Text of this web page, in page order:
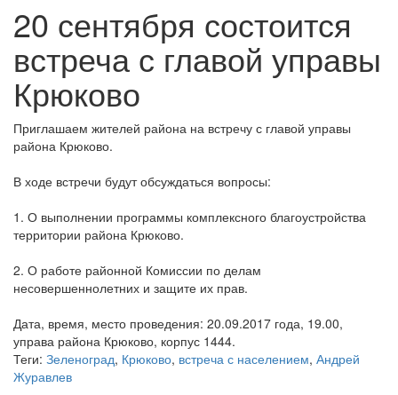
20 сентября состоится
встреча с главой управы
Крюково
Приглашаем жителей района на встречу с главой управы
района Крюково.
В ходе встречи будут обсуждаться вопросы:
1. О выполнении программы комплексного благоустройства
территории района Крюково.
2. О работе районной Комиссии по делам
несовершеннолетних и защите их прав.
Дата, время, место проведения: 20.09.2017 года, 19.00,
управа района Крюково, корпус 1444.
Теги: Зеленоград, Крюково, встреча с населением, Андрей
Журавлев